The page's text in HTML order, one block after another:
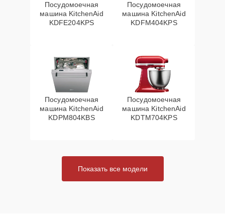
Посудомоечная
машина KitchenAid
KDFE204KPS
Посудомоечная
машина KitchenAid
KDFM404KPS
Посудомоечная
машина KitchenAid
KDPM804KBS
Посудомоечная
машина KitchenAid
KDTM704KPS
Показать все модели